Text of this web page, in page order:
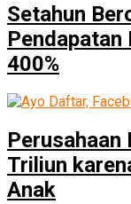
Setahun
Pendapatan
400%
Perusahaan
Triliun
Anak